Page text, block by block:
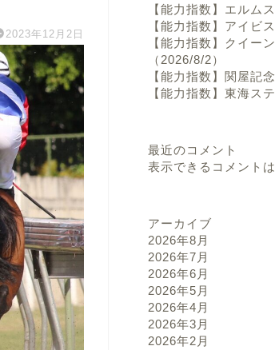
2023年12月2日
【能力指数】エルム
【能力指数】アイビ
【能力指数】クイー
（2026/8/2）
【能力指数】関屋記
【能力指数】東海ス
最近のコメント
表示できるコメント
アーカイブ
2026年8月
2026年7月
2026年6月
2026年5月
2026年4月
2026年3月
2026年2月